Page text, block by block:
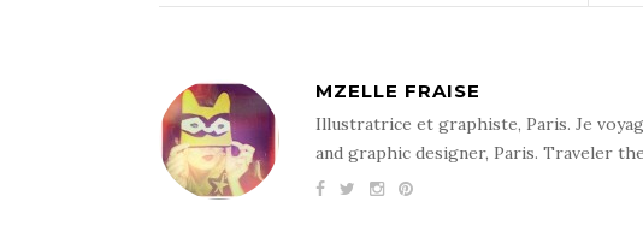
MZELLE FRAISE
Illustratrice et graphiste, Paris. Je
and graphic designer, Paris. Traveler